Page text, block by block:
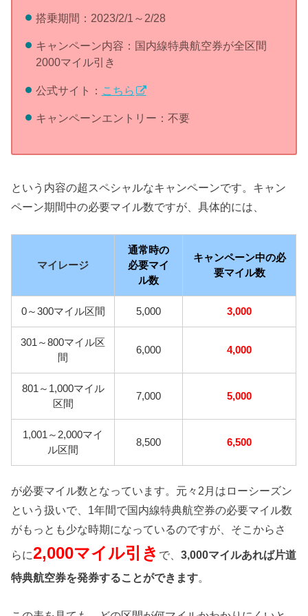
搭乗期間：2023/2/1～2/28
キャンペーン内容：国内線特典航空券が全区間
2000マイル引き
公式サイト： こちら
キャンペーンエントリー：不要
という内容の超スペシャルなキャンペーンです。キャン
ペーン期間中の必要マイル数ですが、具体的には、
マイレージ
通常時の
必要マイ
ル数
キャンペーン中の必
要マイル数
0～300マイル区間 5,000 3,000
301～800マイル区
間
6,000 4,000
801～1,000マイル
区間
7,000 5,000
1,001～2,000マイ
ル区間
8,500 6,500
が必要マイル数となっています。元々2月はローシーズン
という扱いで、1年間で国内線特典航空券の必要マイル数
がもっとも少な時期になっているのですが、そこからさ
らに2,000マイル引き で、3,000マイルあれば片道
特典航空券を発券することができます。